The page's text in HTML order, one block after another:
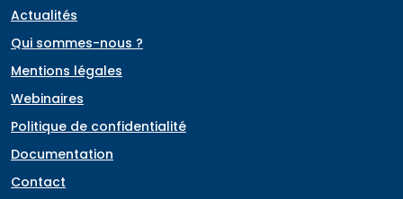
Actualités
Qui sommes-nous ?
Mentions légales
Webinaires
Politique de confidentialité
Documentation
Contact